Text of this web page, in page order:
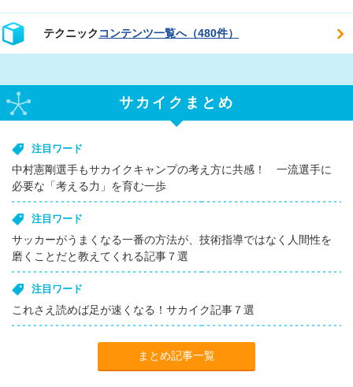
テクニック コンテンツ一覧へ（480件）
サカイクまとめ
注目ワード
中村憲剛選手もサカイクキャンプの考え方に共感！ 一流選手に
必要な「考える力」を育む一歩
注目ワード
サッカーがうまくなる一番の方法が、技術指導ではなく人間性を
磨くことだと教えてくれる記事７選
注目ワード
これさえ読めば足が速くなる！サカイク記事７選
まとめ記事一覧